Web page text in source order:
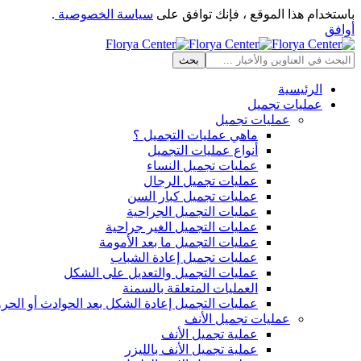
باستخدام هذا الموقع ، فإنك توافق على سياسة الخصوصية .
أوافق
الرئيسية
عمليات تجميل
عمليات تجميل
ماهي عمليات التجميل ؟
أنواع عمليات التجميل
عمليات تجميل النساء
عمليات تجميل الرجال
عمليات تجميل كبار السن
عمليات التجميل الجراحية
عمليات التجميل الغير جراحية
عمليات التجميل ما بعد الأمومة
عمليات تجميل إعادة الشباب
عمليات التجميل والتعديل على الشكل
العمليات المتعلقة بالسمنة
عمليات التجميل إعادة الشكل بعد الحوادث أو
عمليات تجميل الأنف
عملية تجميل الأنف
عملية تجميل الأنف بالليزر